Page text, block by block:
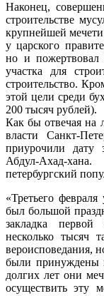
Наконец,
строительстве
крупнейшей
у царского
но и пожертвовал
участка для
строительство.
этой цели среди
200 тысяч рублей).
Как бы отвечая на
власти Санкт-
приурочили дату
Абдул-Ахад-
петербургский
«Третьего
был большой
закладка
несколько тысяч
вероисповедания,
были принуждены
долгих лет они
осуществить эту